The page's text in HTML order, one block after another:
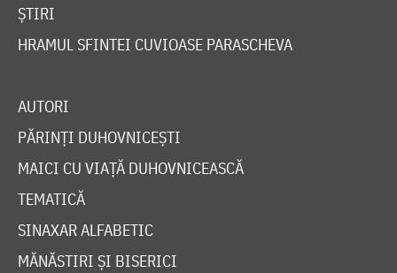
ȘTIRI
HRAMUL SFINTEI CUVIOASE PARASCHEVA
AUTORI
PĂRINȚI DUHOVNICEȘTI
MAICI CU VIAȚĂ DUHOVNICEASCĂ
TEMATICĂ
SINAXAR ALFABETIC
MĂNĂSTIRI ȘI BISERICI